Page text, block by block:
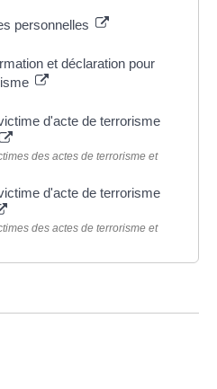
personnelles
et déclaration pour
d'acte de terrorisme
des actes de terrorisme et
d'acte de terrorisme
des actes de terrorisme et